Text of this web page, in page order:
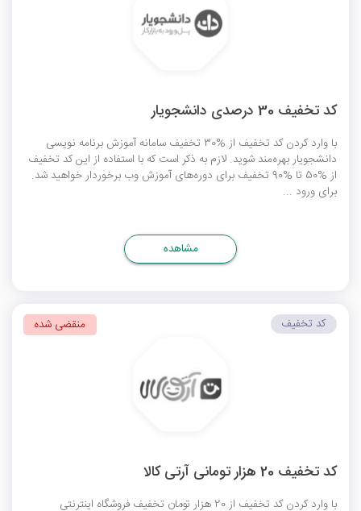
کد تخفیف 30 درصدی دانشجویار
با وارد کردن کد تخفیف از %30 تخفیف سامانه آموزش برنامه نویسی
دانشجویار بهره‌مند شوید. لازم به ذکر است که با استفاده از این کد تخفیف
از %50 تا %90 تخفیف برای دوره‌های آموزش وب برخوردار خواهید شد.
برای ورود ...
مشاهده
کد تخفیف 20 هزار تومانی آرتی کالا
با وارد کردن کد تخفیف از 20 هزار تومان تخفیف فروشگاه اینترنتی
کد تخفیف منقضی شده